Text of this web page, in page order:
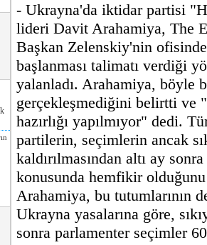
- Ukrayna'da iktidar partisi
lideri Davit Arahamiya, The
Başkan Zelenskiy'nin ofisinde
başlanması talimatı verdiği
yalanladı. Arahamiya, böyle
gerçekleşmediğini belirtti ve
hazırlığı yapılmıyor" dedi.
partilerin, seçimlerin ancak
kaldırılmasından altı ay
konusunda hemfikir
Arahamiya, bu tutumlarının
Ukrayna yasalarına göre,
sonra parlamenter seçimler